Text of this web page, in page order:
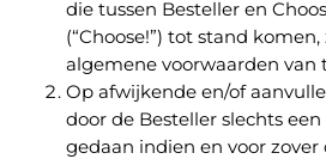
die tussen Besteller en
(“Choose!”) tot stand
algemene voorwaarden van
Op afwijkende en/of
door de Besteller slechts
gedaan indien en voor zover